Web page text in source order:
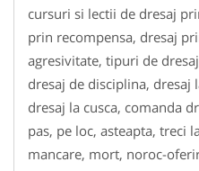
cursuri si lectii de dresaj
prin recompensa, dresaj
agresivitate, tipuri de
dresaj de disciplina, dresaj
dresaj la cusca, comanda
pas, pe loc, asteapta, treci
mancare, mort, noroc-